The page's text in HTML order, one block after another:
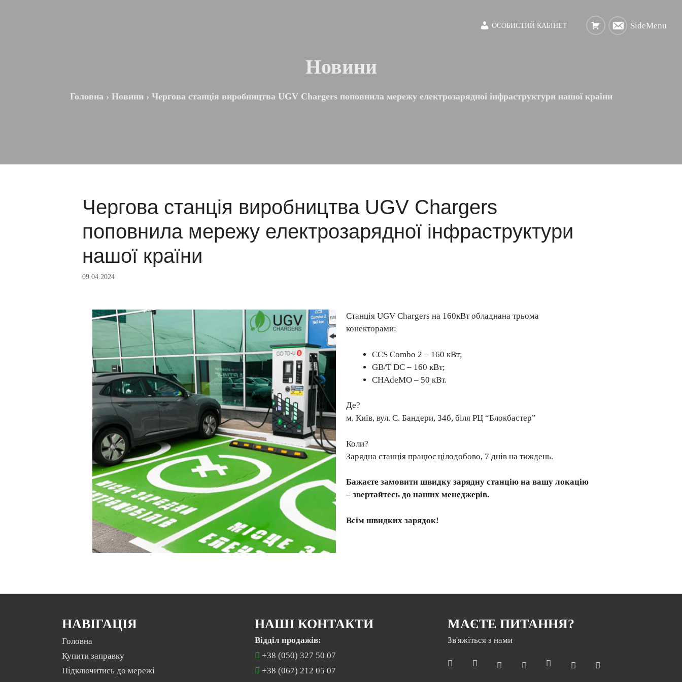
ОСОБИСТИЙ КАБІНЕТ SideMenu
Новини
Головна › Новини› Чергова станція виробництва UGV Chargers поповнила мережу електрозарядної інфраструктури нашої країни
Чергова станція виробництва UGV Chargers
поповнила мережу електрозарядної інфраструктури
нашої країни
09.04.2024
Станція UGV Chargers на 160кВт обладнана трьома
конекторами:
CCS Combo 2 – 160 кВт;
GB/T DC – 160 кВт;
CHAdeMO – 50 кВт.
Де?
м. Київ, вул. С. Бандери, 34б, біля РЦ “Блокбастер”
Коли?
Зарядна станція працює цілодобово, 7 днів на тиждень.
Бажаєте замовити швидку зарядну станцію на вашу локацію
– звертайтесь до наших менеджерів.
Всім швидких зарядок!
НАВІГАЦІЯ
Головна
Купити заправку
Підключитись до мережі
НАШІ КОНТАКТИ
Відділ продажів:
+38 (050) 327 50 07
+38 (067) 212 05 07
МАЄТЕ ПИТАННЯ?
Зв'яжіться з нами